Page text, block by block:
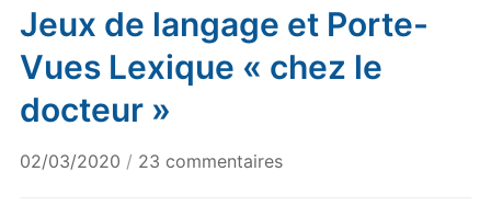
Jeux de langage et Porte-
Vues Lexique « chez le
docteur »
02/03/2020 / 23 commentairessur